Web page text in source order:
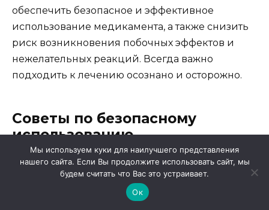
обеспечить безопасное и эффективное
использование медикамента, а также снизить
риск возникновения побочных эффектов и
нежелательных реакций. Всегда важно
подходить к лечению осознано и осторожно.
Советы по безопасному
использованию
При применении препаратов,
воздействующих на функции организма, важно
следовать определенным рекомендациям,
Мы используем куки для наилучшего представления
нашего сайта. Если Вы продолжите использовать сайт, мы
будем считать что Вас это устраивает.
Ок